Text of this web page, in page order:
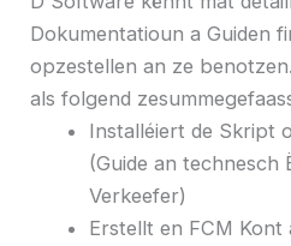
Dokumentatioun a Guiden
opzestellen an ze
als folgend
Installéiert de Skript
(Guide an technesch
Verkeefer)
Erstellt en FCM